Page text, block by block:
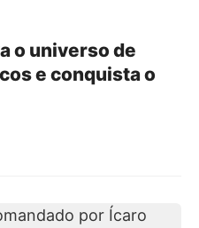
o universo de
e conquista o